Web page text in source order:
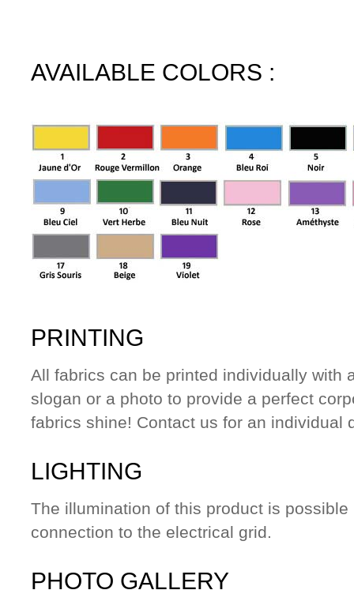
AVAILABLE COLORS :
PRINTING
All fabrics can be printed individually with
slogan or a photo to provide a perfect
fabrics shine! Contact us for an individual
LIGHTING
The illumination of this product is
connection to the electrical grid.
PHOTO GALLERY